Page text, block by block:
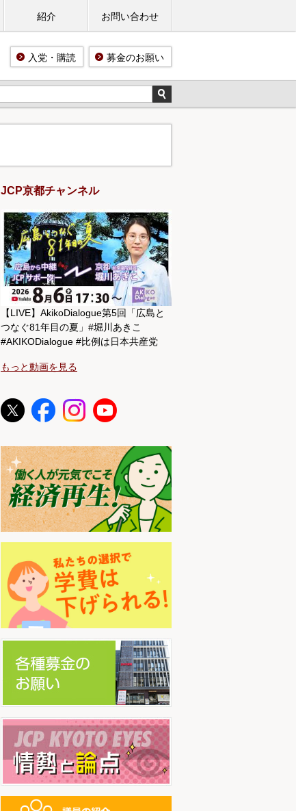
紹介 お問い合わせ
入党・購読 募金のお願い
JCP京都チャンネル
【LIVE】AkikoDialogue第5回「広島と
つなぐ81年目の夏」#堀川あきこ
#AKIKODialogue #比例は日本共産党
もっと動画を見る